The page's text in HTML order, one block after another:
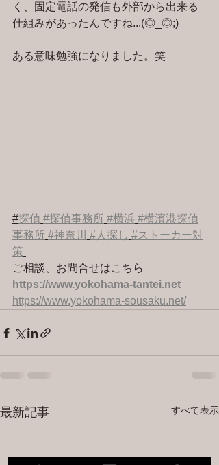
く、固定電話の発信も外部から出来る
仕組みがあったんですね...(◎_◎;)
ある意味勉強になりました。笑
#探偵 #探偵事務所 #横浜 #横濱港探偵
事務所 #神奈川 #人探し #ストーカー対
策
ご相談、お問合せはこちら
https://www.yokohama-tantei.net
https://www.yokohama-sousaku.net/
最新記事 すべて表示